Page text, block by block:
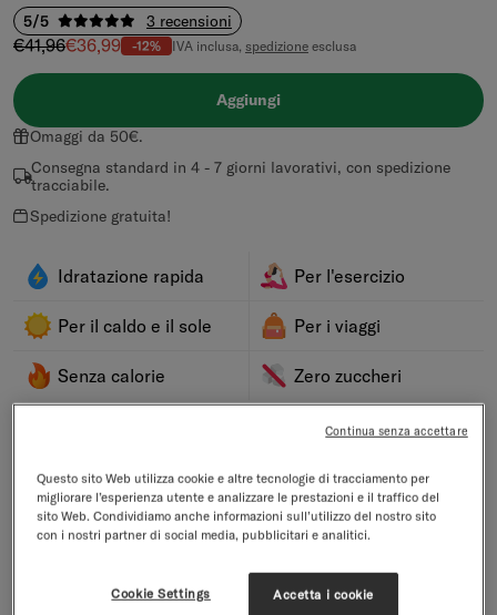
5/5 3 recensioni
Prezzo regolare
€41,96Prezzo di vendita
€36,99 -12% IVA inclusa, spedizione esclusa
Aggiungi
Omaggi da 50€.
Consegna standard in 4 - 7 giorni lavorativi, con spedizione
tracciabile.
Spedizione gratuita!
Idratazione rapida Per l'esercizio
Per il caldo e il sole Per i viaggi
Senza calorie Zero zuccheri
Preparati all’allenamento completo! Inizia con un cubetto
Microenergy per una carica di energia e termina con
Microlyte Recharge per reintegrare elettroliti e idratare il tuo
Estratti di frutta e vitamine
Questo sito Web utilizza cookie e altre tecnologie di tracciamento per
migliorare l’esperienza utente e analizzare le prestazioni e il traffico del
sito Web. Condividiamo anche informazioni sull’utilizzo del nostro sito
con i nostri partner di social media, pubblicitari e analitici.
Accetta i cookie
Cookie Settings
Continua senza accettare